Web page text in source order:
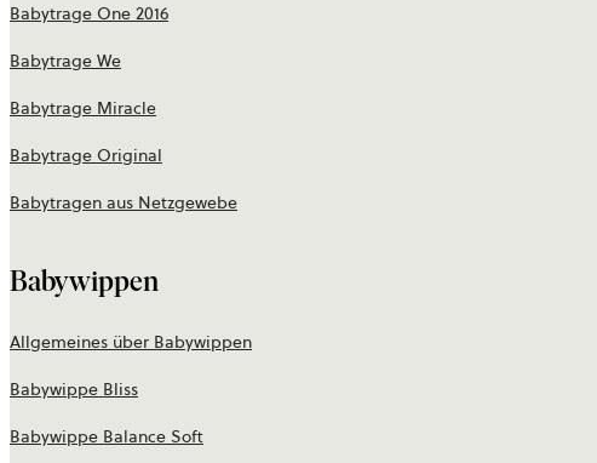
Babytrage One 2016
Babytrage We
Babytrage Miracle
Babytrage Original
Babytragen aus Netzgewebe
Babywippen
Allgemeines über Babywippen
Babywippe Bliss
Babywippe Balance Soft